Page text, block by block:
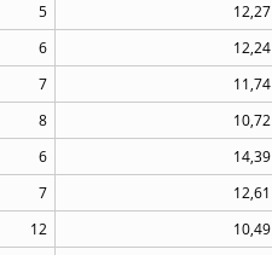
5 12,27
6 12,24
7 11,74
8 10,72
6 14,39
7 12,61
12 10,49